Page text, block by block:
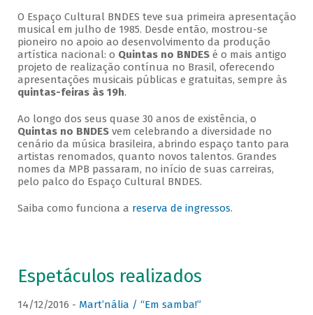
O Espaço Cultural BNDES teve sua primeira apresentação
musical em julho de 1985. Desde então, mostrou-se
pioneiro no apoio ao desenvolvimento da produção
artística nacional: o Quintas no BNDESé o mais antigo
projeto de realização contínua no Brasil, oferecendo
apresentações musicais públicas e gratuitas, sempre às
quintas-feiras às 19h.
Ao longo dos seus quase 30 anos de existência, o
Quintas no BNDESvem celebrando a diversidade no
cenário da música brasileira, abrindo espaço tanto para
artistas renomados, quanto novos talentos. Grandes
nomes da MPB passaram, no início de suas carreiras,
pelo palco do Espaço Cultural BNDES.
Saiba como funciona a reserva de ingressos.
Espetáculos realizados
14/12/2016 - Mart’nália / “Em samba!”